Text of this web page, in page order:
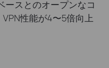
ースとのオープンなコ
性能が4〜5倍向上